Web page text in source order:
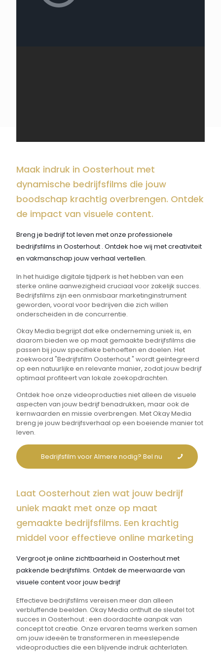
Maak indruk in Oosterhout met
dynamische bedrijfsfilms die jouw
boodschap krachtig overbrengen. Ontdek
de impact van visuele content.
Breng je bedrijf tot leven met onze professionele
bedrijfsfilms in Oosterhout . Ontdek hoe wij met creativiteit
en vakmanschap jouw verhaal vertellen.
In het huidige digitale tijdperk is het hebben van een
sterke online aanwezigheid cruciaal voor zakelijk succes.
Bedrijfsfilms zijn een onmisbaar marketinginstrument
geworden, vooral voor bedrijven die zich willen
onderscheiden in de concurrentie.
Okay Media begrijpt dat elke onderneming uniek is, en
daarom bieden we op maat gemaakte bedrijfsfilms die
passen bij jouw specifieke behoeften en doelen. Het
zoekwoord "Bedrijfsfilm Oosterhout " wordt geïntegreerd
op een natuurlijke en relevante manier, zodat jouw bedrijf
optimaal profiteert van lokale zoekopdrachten.
Ontdek hoe onze videoproducties niet alleen de visuele
aspecten van jouw bedrijf benadrukken, maar ook de
kernwaarden en missie overbrengen. Met Okay Media
breng je jouw bedrijfsverhaal op een boeiende manier tot
leven.
Bedrijfsfilm voor Almere nodig? Bel nu
Laat Oosterhout zien wat jouw bedrijf
uniek maakt met onze op maat
gemaakte bedrijfsfilms. Een krachtig
middel voor effectieve online marketing
Vergroot je online zichtbaarheid in Oosterhout met
pakkende bedrijfsfilms. Ontdek de meerwaarde van
visuele content voor jouw bedrijf
Effectieve bedrijfsfilms vereisen meer dan alleen
verbluffende beelden. Okay Media onthult de sleutel tot
succes in Oosterhout : een doordachte aanpak van
concept tot creatie. Onze ervaren teams werken samen
om jouw ideeën te transformeren in meeslepende
videoproducties die een blijvende indruk achterlaten.